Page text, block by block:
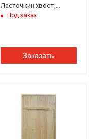
Ласточкин хвост,
Банный Перец
Под заказ
Заказать